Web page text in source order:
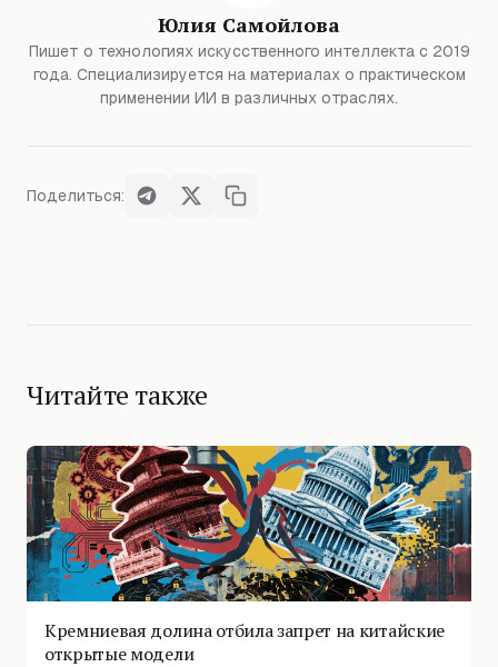
Юлия Самойлова
Пишет о технологиях искусственного интеллекта с 2019
года. Специализируется на материалах о практическом
применении ИИ в различных отраслях.
Поделиться:
Читайте также
Кремниевая долина отбила запрет на китайские
открытые модели